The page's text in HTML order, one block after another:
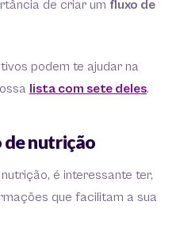
de criar um fluxo de
podem te ajudar na
lista com sete deles.
de nutrição
é interessante ter,
que facilitam a sua